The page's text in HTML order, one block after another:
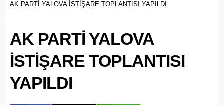
AK PARTİ YALOVA İSTİŞARE TOPLANTISI YAPILDI
AK PARTİ YALOVA
İSTİŞARE TOPLANTISI
YAPILDI